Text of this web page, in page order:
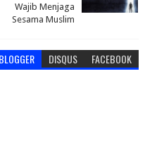
Wajib Menjaga
Sesama Muslim
BLOGGER DISQUS FACEBOOK